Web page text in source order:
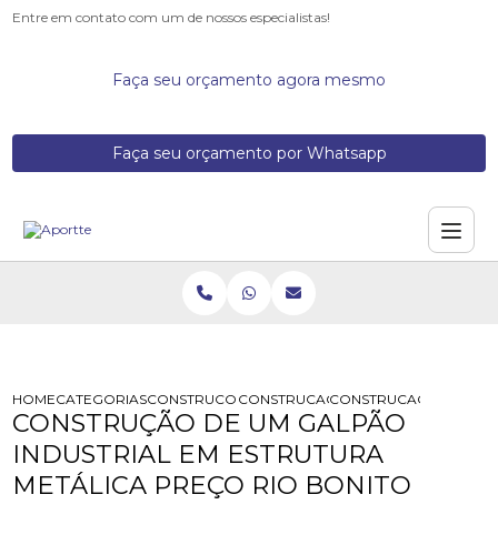
Entre em contato com um de nossos especialistas!
Faça seu orçamento agora mesmo
Faça seu orçamento por Whatsapp
HOMECATEGORIASCONSTRUCOES DE GALPOES METALICOS
CONSTRUCAO BARRACAO
CONSTRUCAO DE UM
CONSTRUÇÃO DE UM GALPÃO
INDUSTRIAL EM ESTRUTURA
METÁLICA PREÇO RIO BONITO